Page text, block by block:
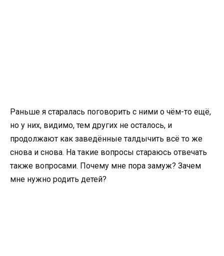
Раньше я старалась поговорить с ними о чём-то ещё,
но у них, видимо, тем других не осталось, и
продолжают как заведённые талдычить всё то же
снова и снова. На такие вопросы стараюсь отвечать
также вопросами. Почему мне пора замуж? Зачем
мне нужно родить детей?